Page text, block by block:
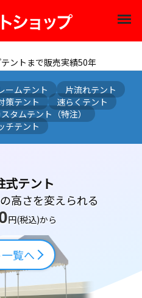
ントまで販売実績50年
ームテント
片流れテント
策テント
速らくテント
タムテント（特注）
チテント
式テント
高さを変えられる
円(税込)から
覧へ